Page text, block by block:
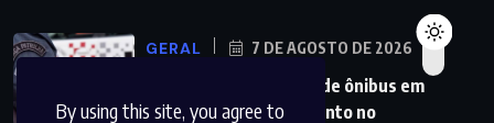
By using this site, you agree to
GERAL 7 DE AGOSTO DE 2026
PMs detêm motorista de ônibus em
SP após desentendimento no